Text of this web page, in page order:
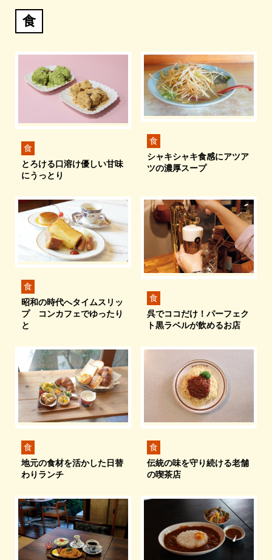
食
食
とろける口溶け優しい甘味
にうっとり
食
シャキシャキ食感にアツア
ツの濃厚スープ
食
昭和の時代へタイムスリッ
プ コンカフェでゆったり
と
食
呉でココだけ！パーフェク
ト黒ラベルが飲めるお店
食
地元の食材を活かした日替
わりランチ
食
伝統の味を守り続ける老舗
の喫茶店